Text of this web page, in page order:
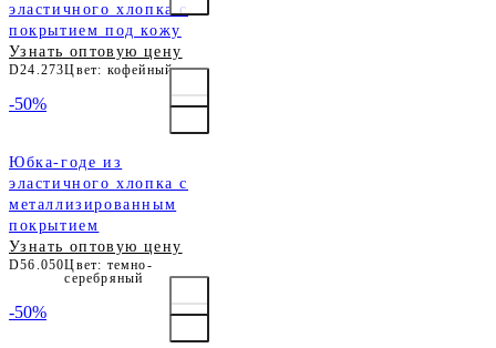
эластичного хлопка с
покрытием под кожу
Узнать оптовую цену
D24.273Цвет: кофейный
Юбка-годе из
эластичного хлопка с
металлизированным
покрытием
Узнать оптовую цену
D56.050Цвет: темно-
серебряный
-50%
-50%